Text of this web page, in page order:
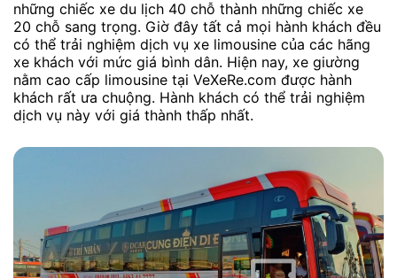
những chiếc xe du lịch 40 chỗ thành những chiếc xe
20 chỗ sang trọng. Giờ đây tất cả mọi hành khách đều
có thể trải nghiệm dịch vụ xe limousine của các hãng
xe khách với mức giá bình dân. Hiện nay, xe giường
nằm cao cấp limousine tại VeXeRe.com được hành
khách rất ưa chuộng. Hành khách có thể trải nghiệm
dịch vụ này với giá thành thấp nhất.